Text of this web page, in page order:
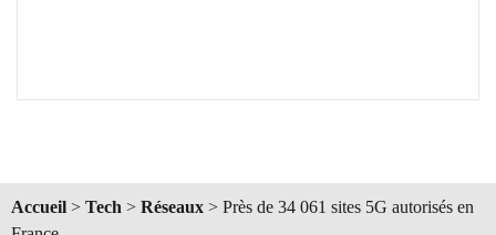
Accueil > Tech > Réseaux > Près de 34 061 sites 5G autorisés en